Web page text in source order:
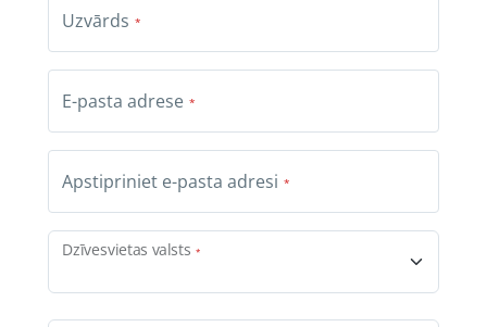
Uzvārds
E-pasta adrese
Apstipriniet e-pasta adresi
Dzīvesvietas valsts